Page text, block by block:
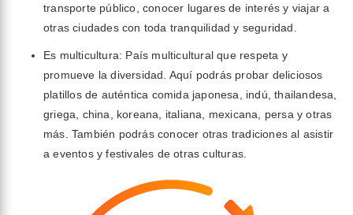
transporte público, conocer lugares de interés y viajar a
otras ciudades con toda tranquilidad y seguridad.
Es multicultura: País multicultural que respeta y
promueve la diversidad. Aquí podrás probar deliciosos
platillos de auténtica comida japonesa, indú, thailandesa,
griega, china, koreana, italiana, mexicana, persa y otras
más. También podrás conocer otras tradiciones al asistir
a eventos y festivales de otras culturas.